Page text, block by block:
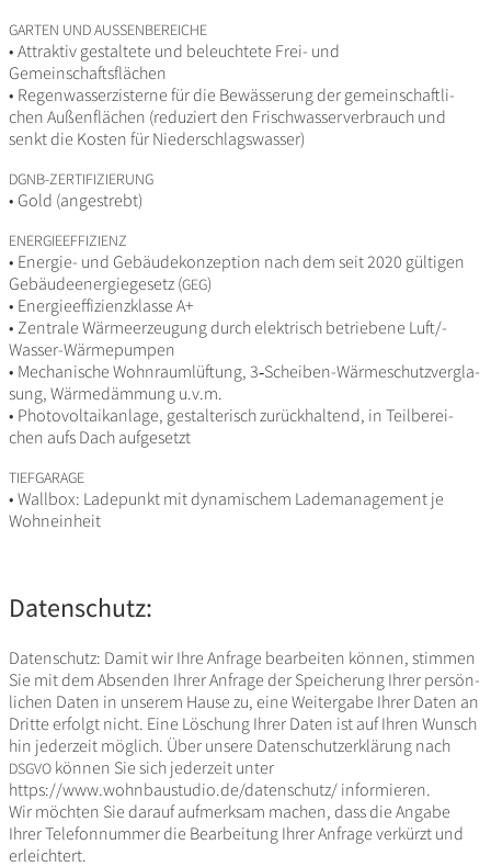
GARTEN UNDAUSSENBEREICHE
• Attraktiv gestal­tete und beleuch­tete Frei- und
Gemeinschaftsflächen
• Regen­was­ser­zis­terne für die Bewäs­se­rung der gemein­schaft­li­
chen Außen­flä­chen (redu­ziert den Frisch­was­ser­ver­brauch und
senkt die Kosten für Niederschlagswasser)
DGNB-ZERTIFIZIERUNG
• Gold (ange­strebt)
ENERGIEEFFIZIENZ
• Energie- und Gebäu­de­kon­zep­tion nach dem seit 2020 gültigen
Gebäu­de­en­er­gie­ge­setz (GEG)
• Ener­gie­ef­fi­zi­enz­klasse A+
• Zentrale Wärme­er­zeu­gung durch elek­trisch betrie­bene Luft/­
Wasser-Wärme­pumpen
• Mecha­ni­sche Wohn­raum­lüf­tung, 3‑Scheiben-Wärme­schutz­ver­gla­
sung, Wärme­däm­mung u.v.m.
• Photo­vol­ta­ik­an­lage, gestal­te­risch zurück­hal­tend, in Teil­be­rei­
chen aufs Dach aufgesetzt
TIEFGARAGE
• Wallbox: Lade­punkt mit dyna­mi­schem Lade­ma­nage­ment je
Wohneinheit
Datenschutz:
Daten­schutz: Damit wir Ihre Anfrage bear­beiten können, stimmen
Sie mit dem Absenden Ihrer Anfrage der Spei­che­rung Ihrer persön­
li­chen Daten in unserem Hause zu, eine Weiter­gabe Ihrer Daten an
Dritte erfolgt nicht. Eine Löschung Ihrer Daten ist auf Ihren Wunsch
hin jeder­zeit möglich. Über unsere Daten­schutz­er­klä­rung nach
DSGVO können Sie sich jeder­zeit unter
https://www.wohnbaustudio.de/datenschutz/ informieren.
Wir möchten Sie darauf aufmerksam machen, dass die Angabe
Ihrer Tele­fon­nummer die Bear­bei­tung Ihrer Anfrage verkürzt und
erleichtert.